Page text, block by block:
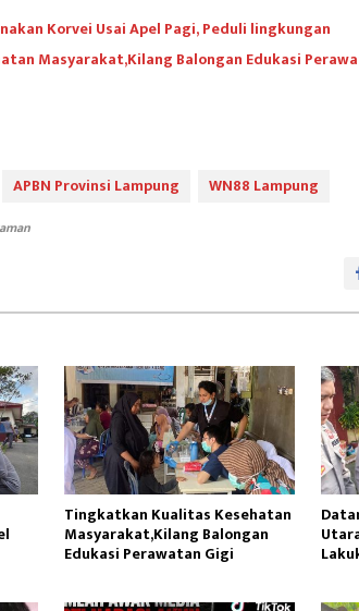
Korvei Usai Apel Pagi, Peduli lingkungan
Masyarakat,Kilang Balongan Edukasi
APBN Provinsi Lampung WN88 Lampung
Tingkatkan Kualitas Kesehatan
Masyarakat,Kilang Balongan
Edukasi Perawatan Gigi